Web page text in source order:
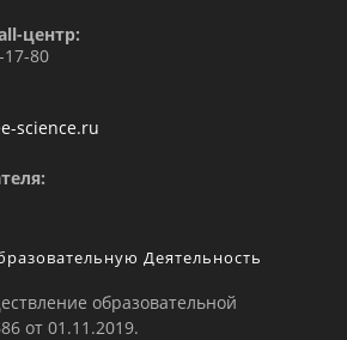
центр:
17-80
science.ru
Деятельность
образовательной
от 01.11.2019.